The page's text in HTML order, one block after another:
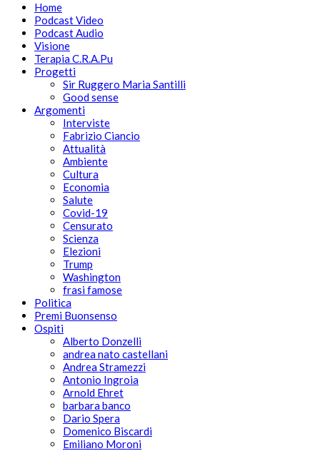
Home
Podcast Video
Podcast Audio
Visione
Terapia C.R.A.Pu
Progetti
Sir Ruggero Maria Santilli
Good sense
Argomenti
Interviste
Fabrizio Ciancio
Attualità
Ambiente
Cultura
Economia
Salute
Covid-19
Censurato
Scienza
Elezioni
Trump
Washington
frasi famose
Politica
Premi Buonsenso
Ospiti
Alberto Donzelli
andrea nato castellani
Andrea Stramezzi
Antonio Ingroia
Arnold Ehret
barbara banco
Dario Spera
Domenico Biscardi
Emiliano Moroni